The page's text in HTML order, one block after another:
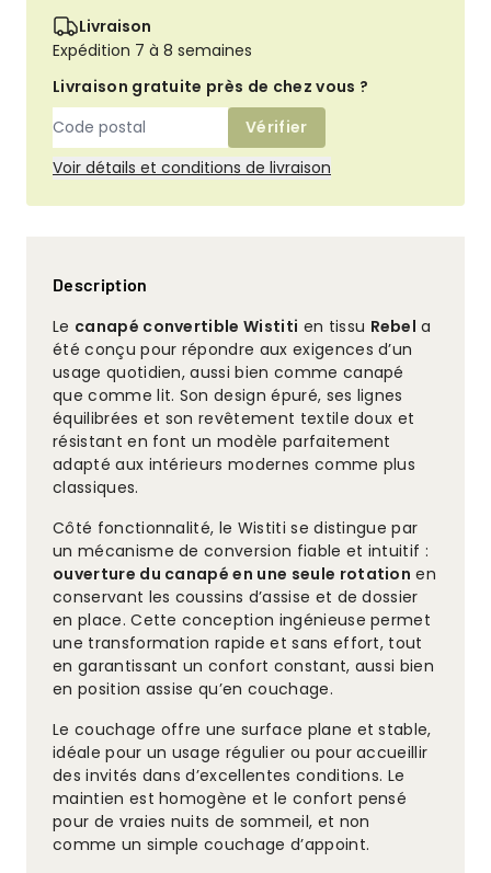
matelas
20
cm
Livraison
Expédition 7 à 8 semaines
Livraison gratuite près de chez vous ?
Vérifier
Voir détails et conditions de livraison
Description
Le canapé convertible Wistiti en tissu Rebel a
été conçu pour répondre aux exigences d’un
usage quotidien, aussi bien comme canapé
que comme lit. Son design épuré, ses lignes
équilibrées et son revêtement textile doux et
résistant en font un modèle parfaitement
adapté aux intérieurs modernes comme plus
classiques.
Côté fonctionnalité, le Wistiti se distingue par
un mécanisme de conversion fiable et intuitif :
ouverture du canapé en une seule rotation en
conservant les coussins d’assise et de dossier
en place. Cette conception ingénieuse permet
une transformation rapide et sans effort, tout
en garantissant un confort constant, aussi bien
en position assise qu’en couchage.
Le couchage offre une surface plane et stable,
idéale pour un usage régulier ou pour accueillir
des invités dans d’excellentes conditions. Le
maintien est homogène et le confort pensé
pour de vraies nuits de sommeil, et non
comme un simple couchage d’appoint.